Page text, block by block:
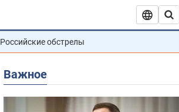
Российские обстрелы
Важное